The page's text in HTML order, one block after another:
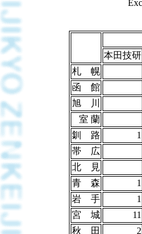
本田技研
札 幌
函 館
旭 川
室 蘭
釧 路
1
帯 広
北 見
青 森
1
岩 手
1
宮 城
11
秋 田
2